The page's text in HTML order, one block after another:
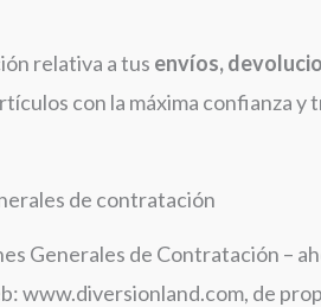
relativa a tus envíos,
con la máxima confianza y
de contratación
Generales de Contratación –
www.diversionland.com, de